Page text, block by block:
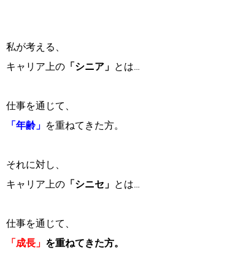
私が考える、
キャリア上の 「シニア」 とは…
仕事を通じて、
「年齢」 を重ねてきた方。
それに対し、
キャリア上の 「シニセ」 とは…
仕事を通じて、
「成長」 を重ねてきた方。